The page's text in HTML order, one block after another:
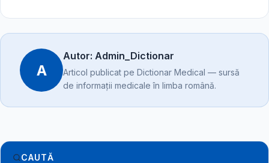
A
Autor: Admin_Dictionar
Articol publicat pe Dictionar Medical — sursă
de informații medicale în limba română.
CAUTĂ